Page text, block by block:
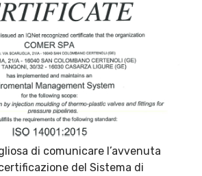
di comunicare l’avvenuta
del Sistema di